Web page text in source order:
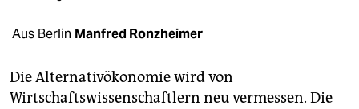
fragen & hilfe
abo
Aus Berlin Manfred Ronzheimer
Die Alternativökonomie wird von
Wirtschaftswissenschaftlern neu vermessen. Die